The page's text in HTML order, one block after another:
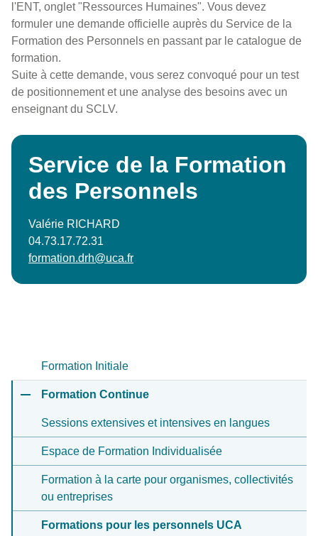
l'ENT, onglet "Ressources Humaines". Vous devez
formuler une demande officielle auprès du Service de la
Formation des Personnels en passant par le catalogue de
formation.
Suite à cette demande, vous serez convoqué pour un test
de positionnement et une analyse des besoins avec un
enseignant du SCLV.
Service de la Formation
des Personnels
Valérie RICHARD
04.73.17.72.31
formation.drh@uca.fr
Formation Initiale
Formation Continue
Sessions extensives et intensives en langues
Espace de Formation Individualisée
Formation à la carte pour organismes, collectivités
ou entreprises
Formations pour les personnels UCA